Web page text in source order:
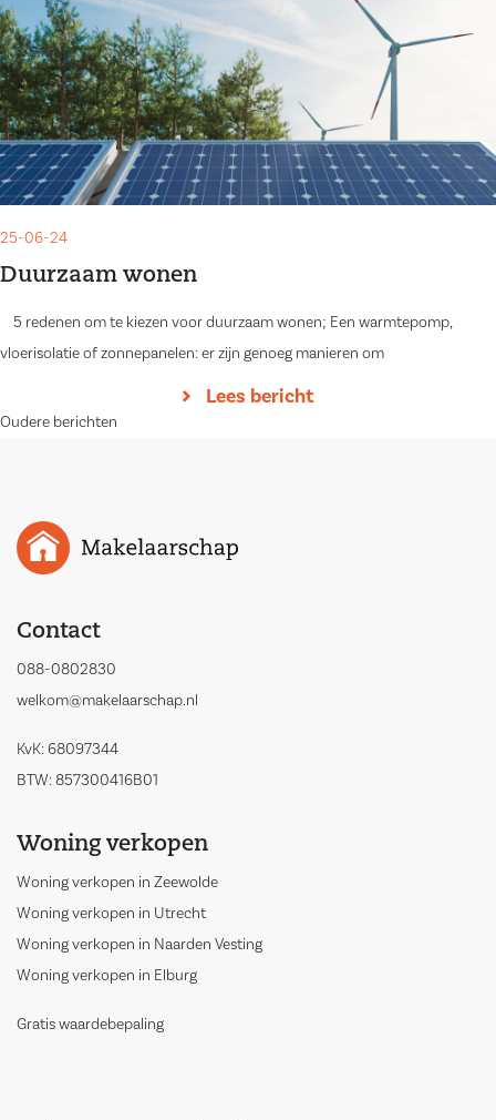
25-06-24
Duurzaam wonen
5 redenen om te kiezen voor duurzaam wonen; Een warmtepomp,
vloerisolatie of zonnepanelen: er zijn genoeg manieren om
Lees bericht
Berichtennavigatie
Oudere berichten
Contact
088-0802830
welkom@makelaarschap.nl
KvK: 68097344
BTW: 857300416B01
Woning verkopen
Woning verkopen in Zeewolde
Woning verkopen in Utrecht
Woning verkopen in Naarden Vesting
Woning verkopen in Elburg
Gratis waardebepaling